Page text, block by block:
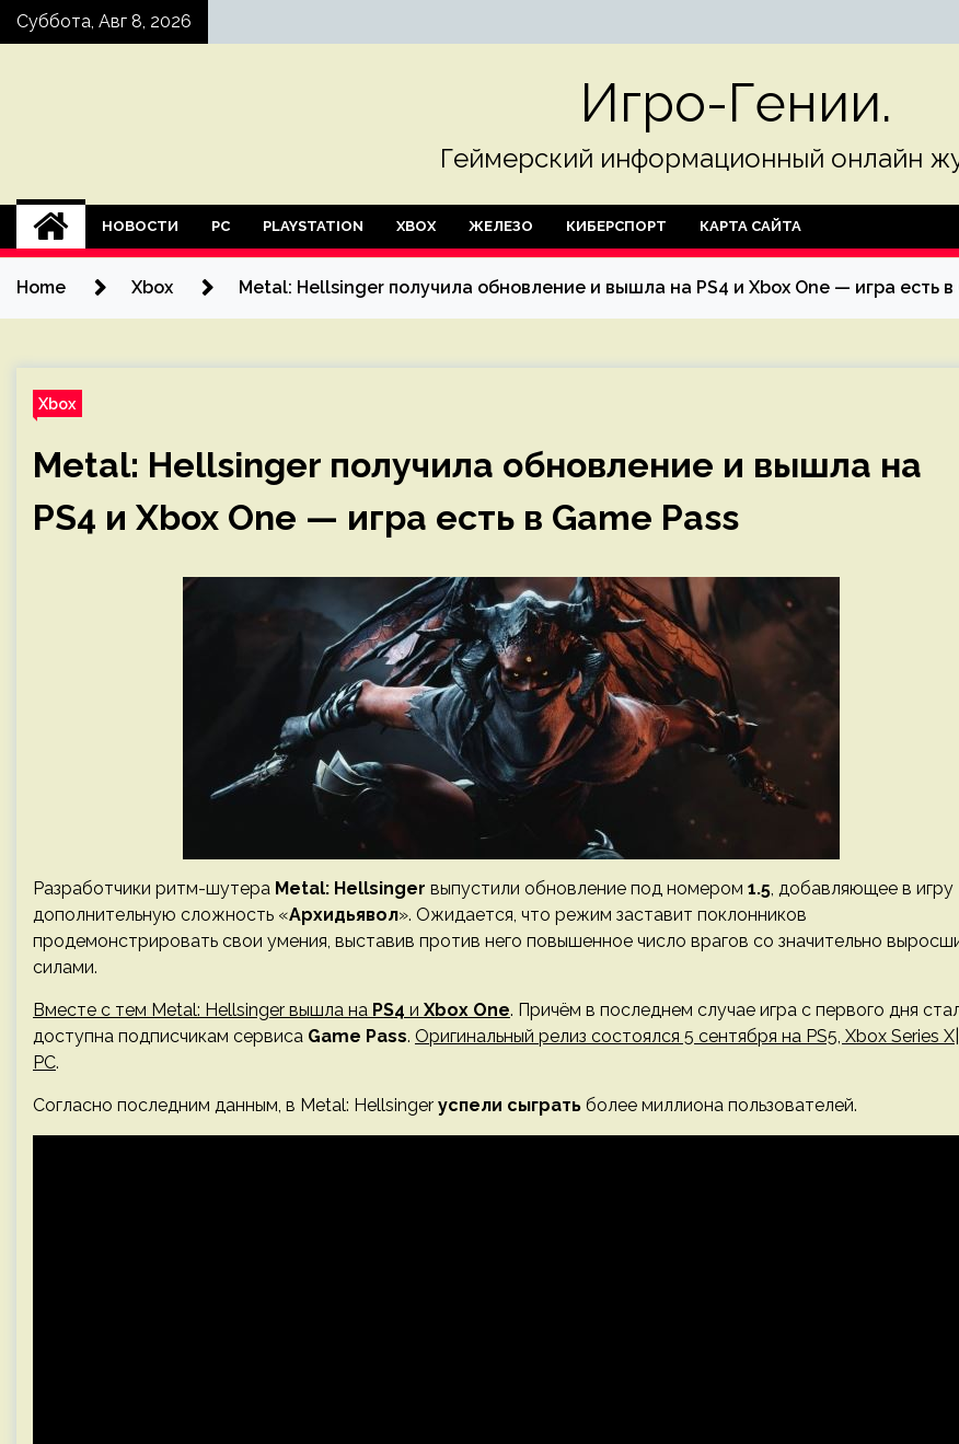
SkipСуббота, Авг 8, 2026
Игро-Гении.
Геймерский информационный онлайн
НОВОСТИ PC PLAYSTATION XBOX ЖЕЛЕЗО КИБЕРСПОРТ КАРТА САЙТА
Home Xbox Metal: Hellsinger получила обновление и вышла на PS4 и Xbox One — игра есть в
Xbox
Metal: Hellsinger получила обновление и вышла на
PS4 и Xbox One — игра есть в Game Pass
Разработчики ритм-шутера Metal: Hellsinger выпустили обновление под номером 1.5, добавляющее в игру
дополнительную сложность «Архидьявол». Ожидается, что режим заставит поклонников
продемонстрировать свои умения, выставив против него повышенное число врагов со значительно
силами.
Вместе с тем Metal: Hellsinger вышла на PS4 и Xbox One. Причём в последнем случае игра с первого дня
доступна подписчикам сервиса Game Pass. Оригинальный релиз состоялся 5 сентября на PS5, Xbox Series
PC.
Согласно последним данным, в Metal: Hellsinger успели сыграть более миллиона пользователей.